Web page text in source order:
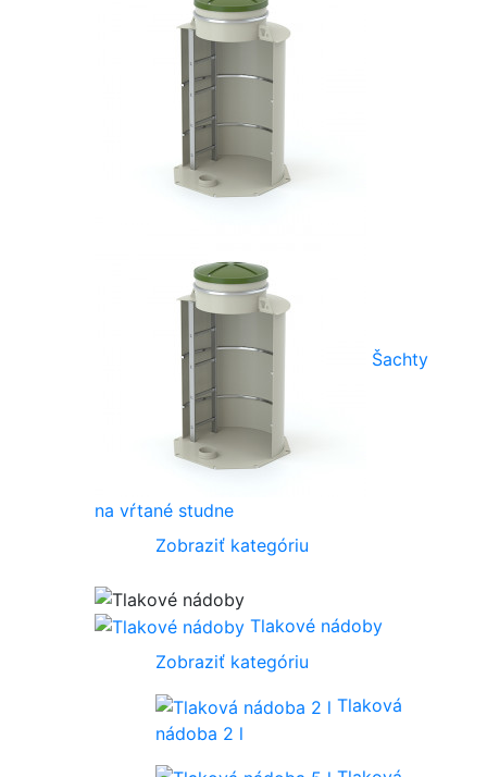
Šachty
na vŕtané studne
Zobraziť kategóriu
Tlakové nádoby
Zobraziť kategóriu
Tlaková
nádoba 2 l